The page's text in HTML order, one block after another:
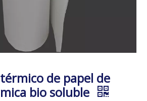
de papel de
bio soluble